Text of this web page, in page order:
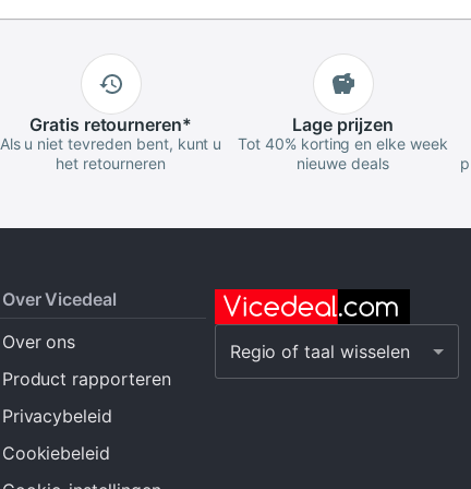
Gratis retourneren*
Als u niet tevreden bent, kunt u
het retourneren
Lage prijzen
Tot 40% korting en elke week
nieuwe deals
Over Vicedeal
Over ons
Product rapporteren
Privacybeleid
Cookiebeleid
Regio of taal wisselen